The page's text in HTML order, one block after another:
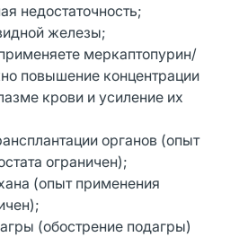
недостаточность;
железы;
меркаптопурин/
повышение концентрации
крови и усиление их
органов (опыт
ограничен);
(опыт применения
(обострение подагры)